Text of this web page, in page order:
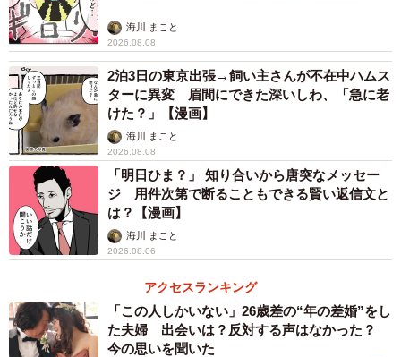
海川 まこと
2026.08.08
2泊3日の東京出張→飼い主さんが不在中ハムス
ターに異変 眉間にできた深いしわ、「急に老
けた？」【漫画】
海川 まこと
2026.08.08
「明日ひま？」 知り合いから唐突なメッセー
ジ 用件次第で断ることもできる賢い返信文と
は？【漫画】
海川 まこと
2026.08.06
アクセスランキング
「この人しかいない」26歳差の“年の差婚”をし
た夫婦 出会いは？反対する声はなかった？
今の思いを聞いた